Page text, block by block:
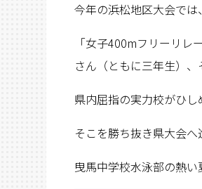
今年の浜松地区大会では
「女子400mフリーリ
さん（ともに三年生）
県内屈指の実力校がひし
そこを勝ち抜き県大会へ
曳馬中学校水泳部の熱い